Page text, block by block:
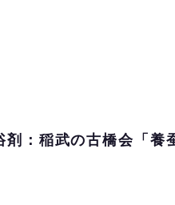
剤：稲武の古橋会「